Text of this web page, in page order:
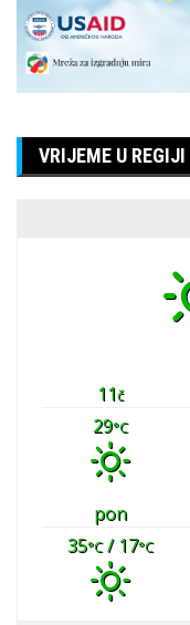
VRIJEME U REGIJI
11č
29°C
pon
35°C/ 17°C